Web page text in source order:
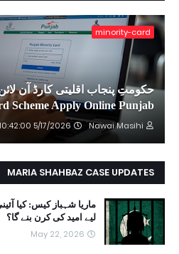
minority-card
Scheme Apply Online Punjab
Nawai Masihi
5/17/2026 10:42:00 AM
MARIA SHAHBAZ CASE UPDATES
ماریا شہباز کیس: کیا
لیے امید کی کرن بنے گا؟
May 22, 2026